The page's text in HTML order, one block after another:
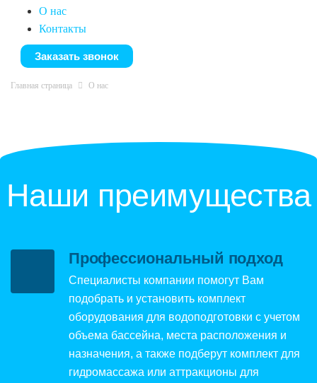
О нас
Контакты
Заказать звонок
Главная страница О нас
Наши преимущества
Профессиональный подход
Специалисты компании помогут Вам
подобрать и установить комплект
оборудования для водоподготовки с учетом
объема бассейна, места расположения и
назначения, а также подберут комплект для
гидромассажа или аттракционы для